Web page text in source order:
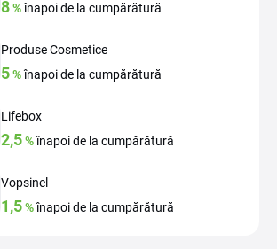
8%înapoi de la cumpărătură
Produse Cosmetice
5%înapoi de la cumpărătură
Lifebox
2,5%înapoi de la cumpărătură
Vopsinel
1,5%înapoi de la cumpărătură